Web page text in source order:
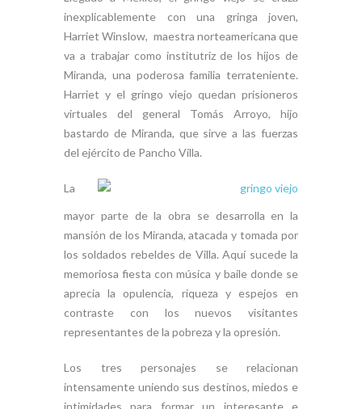
inexplicablemente con una gringa joven,
Harriet Winslow, maestra norteamericana que
va a trabajar como institutriz de los hijos de
Miranda, una poderosa familia terrateniente.
Harriet y el gringo viejo quedan prisioneros
virtuales del general Tomás Arroyo, hijo
bastardo de Miranda, que sirve a las fuerzas
del ejército de Pancho Villa.
La
mayor parte de la obra se desarrolla en la
mansión de los Miranda, atacada y tomada por
los soldados rebeldes de Villa. Aquí sucede la
memoriosa fiesta con música y baile donde se
aprecia la opulencia, riqueza y espejos en
contraste con los nuevos visitantes
representantes de la pobreza y la opresión.
Los tres personajes se relacionan
intensamente uniendo sus destinos, miedos e
intimidades para formar un interesante e